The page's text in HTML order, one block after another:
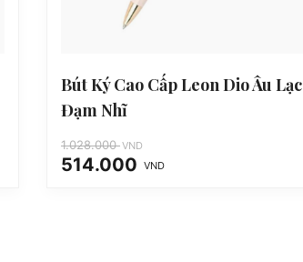
Bút Ký Cao Cấp Leon Dio Âu Lạc
Đạm Nhĩ
1.028.000VND
514.000 VND